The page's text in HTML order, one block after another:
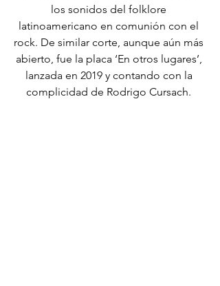
los sonidos del folklore
latinoamericano en comunión con el
rock. De similar corte, aunque aún más
abierto, fue la placa ‘En otros lugares’,
lanzada en 2019 y contando con la
complicidad de Rodrigo Cursach.